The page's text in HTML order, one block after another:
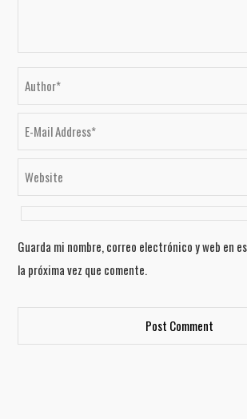
Guarda mi nombre, correo electrónico y web en
la próxima vez que comente.